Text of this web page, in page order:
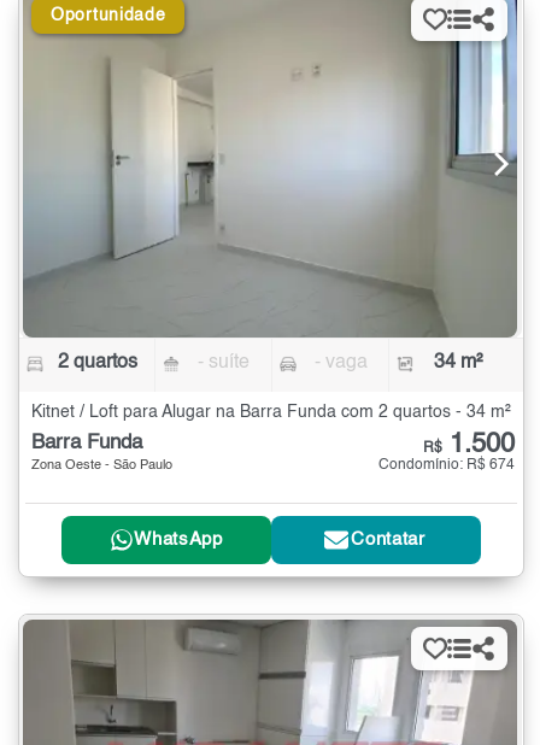
Oportunidade
2 quartos - suíte - vaga 34 m²
Kitnet / Loft para Alugar na Barra Funda com 2 quartos - 34 m²
Barra Funda
Zona Oeste - São Paulo
R$ 1.500
Condomínio: R$ 674
WhatsApp Contatar